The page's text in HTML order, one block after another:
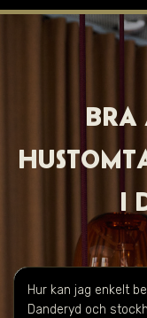
BRA
I
Hur kan jag enkelt
Danderyd och